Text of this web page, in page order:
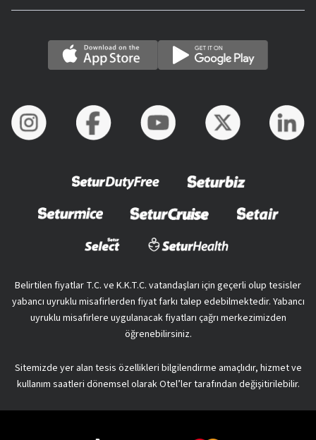
Belirtilen fiyatlar T.C. ve K.K.T.C. vatandaşları için geçerli olup tesisler
yabancı uyruklu misafirlerden fiyat farkı talep edebilmektedir. Yabancı
uyruklu misafirlere uygulanacak fiyatları çağrı merkezimizden
öğrenebilirsiniz.
Sitemizde yer alan tesis özellikleri bilgilendirme amaçlıdır, hizmet ve
kullanım saatleri dönemsel olarak Otel’ler tarafından değişitirilebilir.